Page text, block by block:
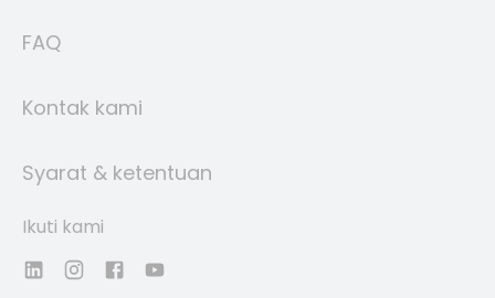
FAQ
Kontak kami
Syarat & ketentuan
Ikuti kami